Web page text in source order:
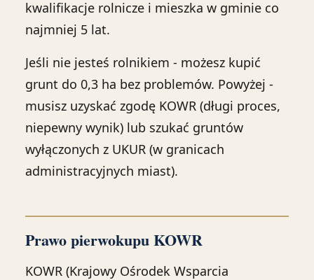
kwalifikacje rolnicze i mieszka w gminie co
najmniej 5 lat.
Jeśli nie jesteś rolnikiem - możesz kupić
grunt do 0,3 ha bez problemów. Powyżej -
musisz uzyskać zgodę KOWR (długi proces,
niepewny wynik) lub szukać gruntów
wyłączonych z UKUR (w granicach
administracyjnych miast).
Prawo pierwokupu KOWR
KOWR (Krajowy Ośrodek Wsparcia